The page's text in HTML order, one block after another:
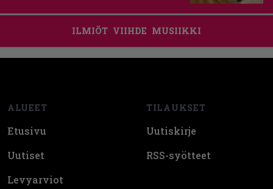
ILMIÖT VIIHDE MUSIIKKI
ALUEET
Etusivu
Uutiset
Levyarviot
TILAUKSET
Uutiskirje
RSS-syötteet